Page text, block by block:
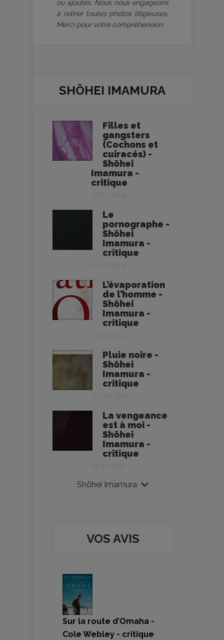
ou ajoutés. Nous nous engageons
à retirer toutes photos litigieuses.
Merci pour votre compréhension.
SHŌHEI IMAMURA
Filles et
gangsters
(Cochons et
cuiracés) -
Shōhei
Imamura -
critique
22/01/2004
Le
pornographe -
Shōhei
Imamura -
critique
21/01/2004
L’évaporation
de l’homme -
Shōhei
Imamura -
critique
13/03/2002
Pluie noire -
Shōhei
Imamura -
critique
30/10/1989
La vengeance
est à moi -
Shōhei
Imamura -
critique
24/11/1982
Shōhei Imamura
VOS AVIS
Sur la route d’Omaha -
Cole Webley - critique